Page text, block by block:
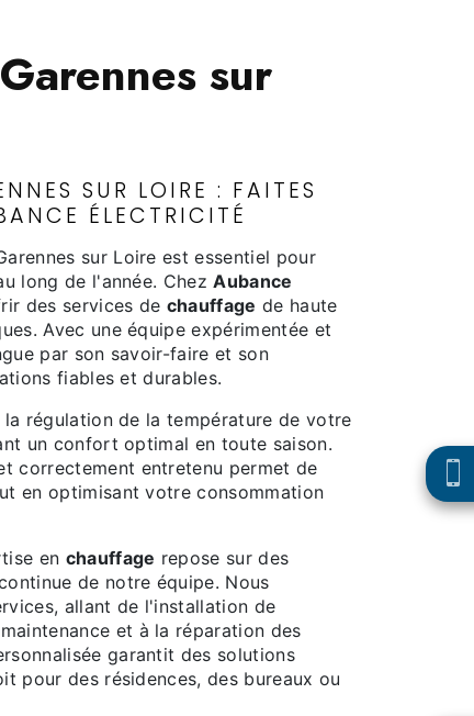
sur
SUR LOIRE : FAITES
ÉLECTRICITÉ
sur Loire est essentiel pour
long de l'année. ChezAubance
des services de chauffage de haute
Avec une équipe expérimentée et
par son savoir-faire et son
fiables et durables.
régulation de la température de votre
un confort optimal en toute saison.
correctement entretenu permet de
en optimisant votre consommation
en chauffage repose sur des
de notre équipe. Nous
allant de l'installation de
et à la réparation des
garantit des solutions
pour des résidences, des bureaux ou